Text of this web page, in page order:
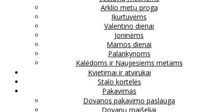
Arklio metų proga
Įkurtuvėms
Valentino dienai
Joninėms
Mamos dienai
Palankynoms
Kalėdoms ir Naujiesiems metams
Kvietimai ir atvirukai
Stalo kortelės
Pakavimas
Dovanos pakavimo paslauga
Dovanų maišeliai